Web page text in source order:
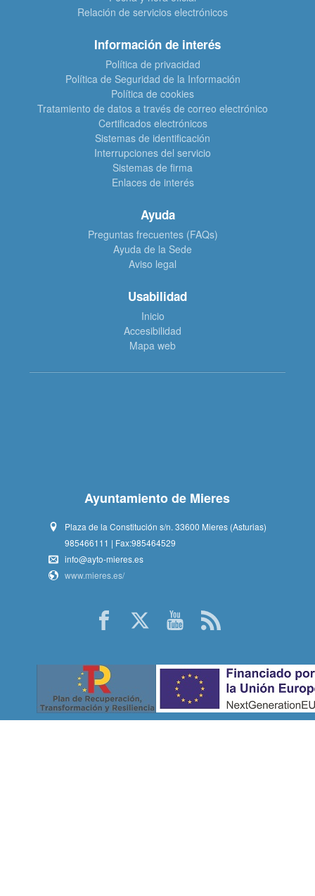
Relación de servicios electrónicos
Información de interés
Política de privacidad
Política de Seguridad de la Información
Política de cookies
Tratamiento de datos a través de correo electrónico
Certificados electrónicos
Sistemas de identificación
Interrupciones del servicio
Sistemas de firma
Enlaces de interés
Ayuda
Preguntas frecuentes (FAQs)
Ayuda de la Sede
Aviso legal
Usabilidad
Inicio
Accesibilidad
Mapa web
Ayuntamiento de Mieres
Plaza de la Constitución s/n. 33600 Mieres (Asturias)
985466111 | Fax:985464529
info@ayto-mieres.es
www.mieres.es/